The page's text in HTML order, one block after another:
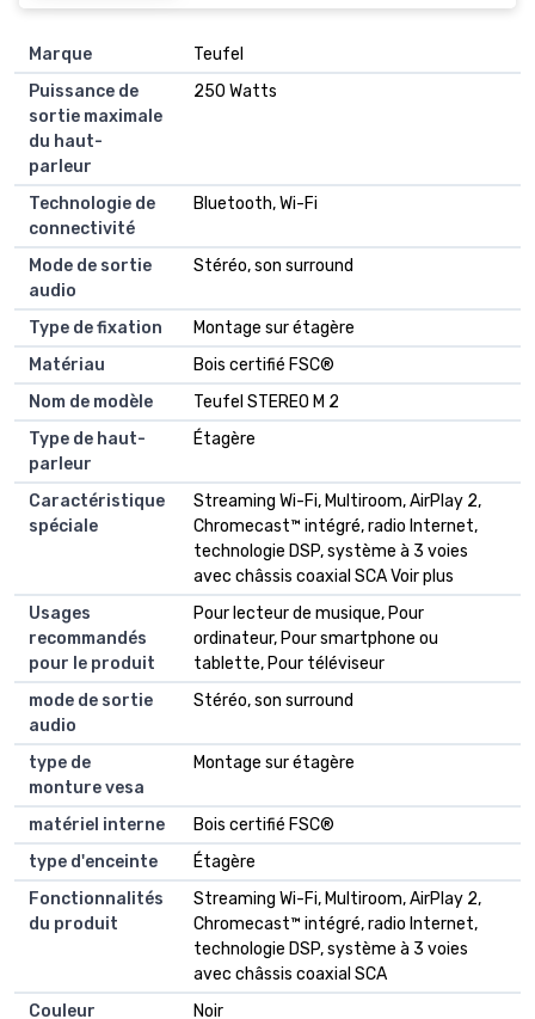
Marque
Teufel
Puissance de
sortie maximale
du haut-
parleur
250 Watts
Technologie de
connectivité
Bluetooth, Wi-Fi
Mode de sortie
audio
Stéréo, son surround
Type de fixation
Montage sur étagère
Matériau
Bois certifié FSC®
Nom de modèle
Teufel STEREO M 2
Type de haut-
parleur
Étagère
Caractéristique
spéciale
Streaming Wi-Fi, Multiroom, AirPlay 2,
Chromecast™ intégré, radio Internet,
technologie DSP, système à 3 voies
avec châssis coaxial SCA Voir plus
Usages
recommandés
pour le produit
Pour lecteur de musique, Pour
ordinateur, Pour smartphone ou
tablette, Pour téléviseur
mode de sortie
audio
Stéréo, son surround
type de
monture vesa
Montage sur étagère
matériel interne
Bois certifié FSC®
type d'enceinte
Étagère
Fonctionnalités
du produit
Streaming Wi-Fi, Multiroom, AirPlay 2,
Chromecast™ intégré, radio Internet,
technologie DSP, système à 3 voies
avec châssis coaxial SCA
Couleur
Noir